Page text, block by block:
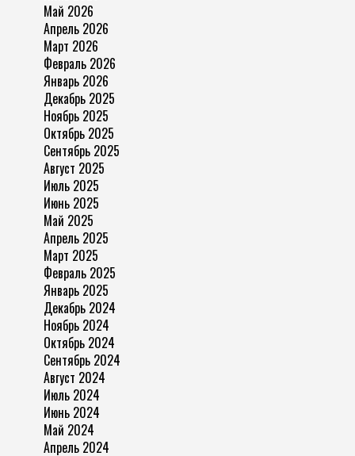
Май 2026
Апрель 2026
Март 2026
Февраль 2026
Январь 2026
Декабрь 2025
Ноябрь 2025
Октябрь 2025
Сентябрь 2025
Август 2025
Июль 2025
Июнь 2025
Май 2025
Апрель 2025
Март 2025
Февраль 2025
Январь 2025
Декабрь 2024
Ноябрь 2024
Октябрь 2024
Сентябрь 2024
Август 2024
Июль 2024
Июнь 2024
Май 2024
Апрель 2024